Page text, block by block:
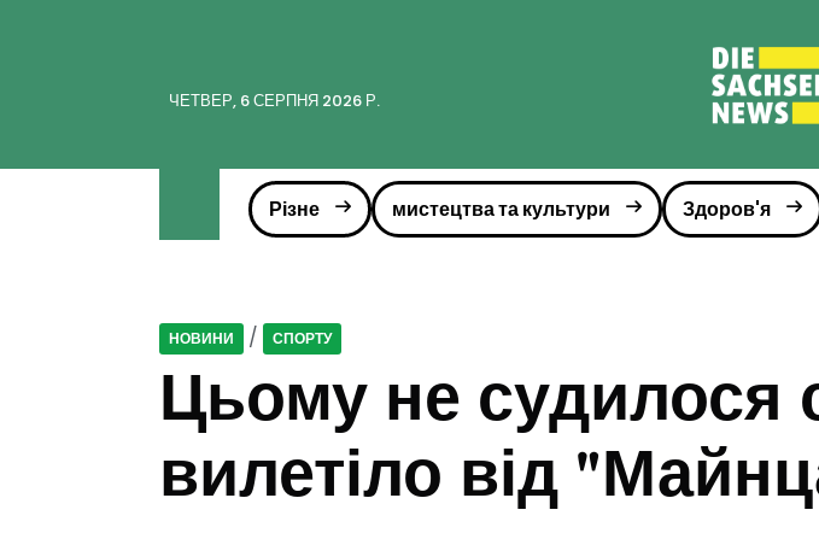
ЧЕТВЕР, 6 СЕРПНЯ 2026 Р.
Різне мистецтва та культури Здоров'я
НОВИНИ / СПОРТУ
Цьому не судилося
вилетіло від